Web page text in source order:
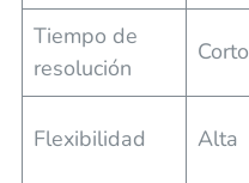
Tiempo de
resolución
Corto
Flexibilidad Alta